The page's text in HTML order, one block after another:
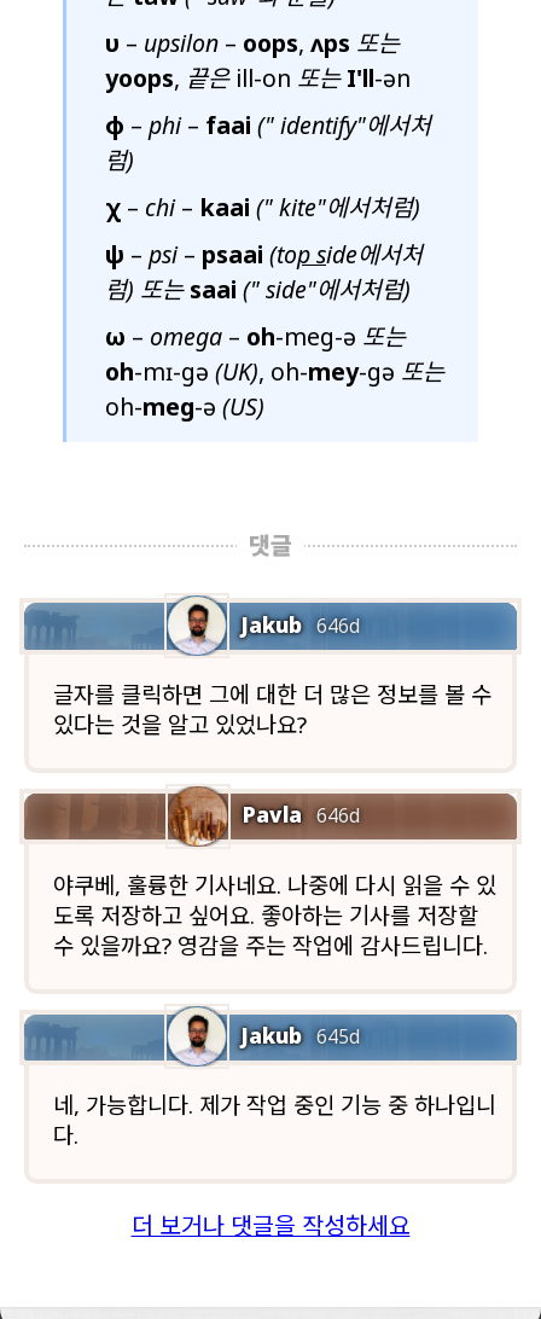
υ – upsilon – oops, ʌps 또는
yoops, 끝은ill-on 또는 I'll-ən
φ – phi– faai ("identify"에서처
럼)
χ – chi– kaai ("kite"에서처럼)
ψ – psi– psaai (top side에서처
럼) 또는 saai ("side"에서처럼)
ω – omega – oh-meg-ə 또는
oh-mɪ-gə (UK), oh-mey-gə 또는
oh-meg-ə (US)
댓글
Jakub 646d
글자를 클릭하면 그에 대한 더 많은 정보를 볼 수
있다는 것을 알고 있었나요?
Pavla 646d
야쿠베, 훌륭한 기사네요. 나중에 다시 읽을 수 있
도록 저장하고 싶어요. 좋아하는 기사를 저장할
수 있을까요? 영감을 주는 작업에 감사드립니다.
Jakub 645d
네, 가능합니다. 제가 작업 중인 기능 중 하나입니
다.
더 보거나 댓글을 작성하세요